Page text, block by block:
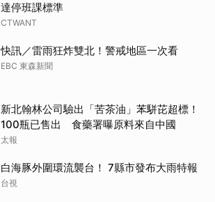
達停班課標準
CTWANT
快訊／雷雨狂炸雙北！警戒地區一次看
EBC 東森新聞
新北翰林公司驗出「苦茶油」苯駢芘超標！
100瓶已售出 食藥署曝原料來自中國
太報
白海豚外圍環流襲台！ 7縣市發布大雨特報
台視